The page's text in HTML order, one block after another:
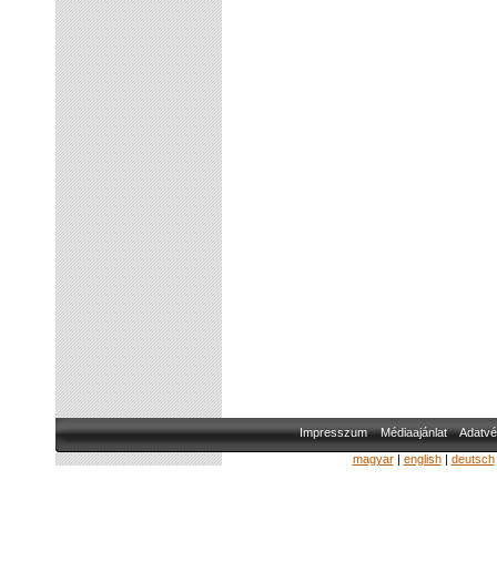
Impresszum Médiaajánlat
magyar| english| deutsch